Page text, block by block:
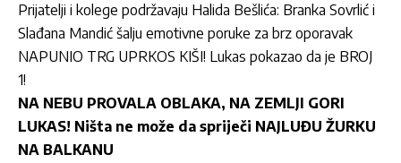
Prijatelji i kolege podržavaju Halida Bešlića: Branka Sovrlić i
Slađana Mandić šalju emotivne poruke za brz oporavak
NAPUNIO TRG UPRKOS KIŠI! Lukas pokazao da je BROJ
1!
NA NEBU PROVALA OBLAKA, NA ZEMLJI GORI
LUKAS! Ništa ne može da spriječi NAJLUĐU ŽURKU
NA BALKANU